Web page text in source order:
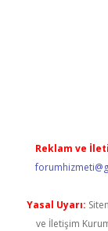
Reklam ve
Yasal Uyarı:
ve İletişim